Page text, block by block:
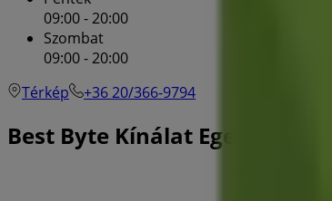
09:00 - 20:00
Szombat
09:00 - 20:00
Térkép
+36 20/366-9794
Best Byte Kínálat Egeren